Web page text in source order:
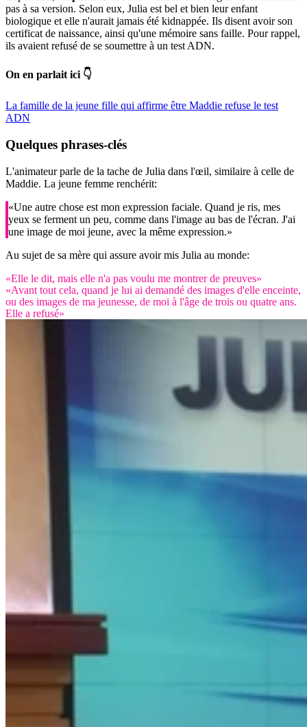
pas à sa version. Selon eux, Julia est bel et bien leur enfant
biologique et elle n'aurait jamais été kidnappée. Ils disent avoir son
certificat de naissance, ainsi qu'une mémoire sans faille. Pour rappel,
ils avaient refusé de se soumettre à un test ADN.
On en parlait ici 👇
La famille de la jeune fille qui affirme être Maddie refuse le test
ADN
Quelques phrases-clés
L'animateur parle de la tache de Julia dans l'œil, similaire à celle de
Maddie. La jeune femme renchérit:
«Une autre chose est mon expression faciale. Quand je ris, mes
yeux se ferment un peu, comme dans l'image au bas de l'écran. J'ai
une image de moi jeune, avec la même expression.»
Au sujet de sa mère qui assure avoir mis Julia au monde:
«Elle le dit, mais elle n'a pas voulu me montrer de preuves»
«Avant tout cela, quand je lui ai demandé des images d'elle enceinte,
ou des images de ma jeunesse, de moi à l'âge de trois ou quatre ans.
Elle a refusé»